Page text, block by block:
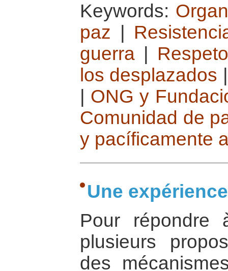
Keywords:
paz
guerra
los desplazados
ONG y
Comunidad de
y pacíficamente
Une
Pour
plusieurs
des